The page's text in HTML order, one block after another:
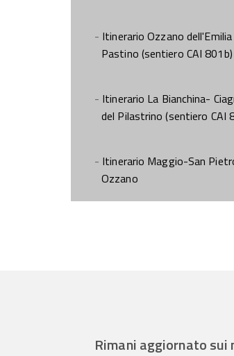
Itinerario Ozzano
Pastino (sentiero CAI 801b)
Itinerario La Bianchina-
del Pilastrino (sentiero CAI
Itinerario Maggio-San
Ozzano
Rimani aggiornato